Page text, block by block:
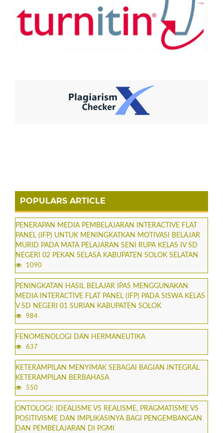
POPULARS ARTICLE
PENERAPAN MEDIA PEMBELAJARAN INTERACTIVE FLAT
PANEL (IFP) UNTUK MENINGKATKAN MOTIVASI BELAJAR
MURID PADA MATA PELAJARAN SENI RUPA KELAS IV SD
NEGERI 02 PEKAN SELASA KABUPATEN SOLOK SELATAN
1090
PENINGKATAN HASIL BELAJAR IPAS MENGGUNAKAN
MEDIA INTERACTIVE FLAT PANEL (IFP) PADA SISWA KELAS
V SD NEGERI 01 SURIAN KABUPATEN SOLOK
984
FENOMENOLOGI DAN HERMANEUTIKA
637
KETERAMPILAN MENYIMAK SEBAGAI BAGIAN INTEGRAL
KETERAMPILAN BERBAHASA
550
ONTOLOGI: IDEALISME VS REALISME, PRAGMATISME VS
POSITIVISME DAN IMPLIKASINYA BAGI PENGEMBANGAN
DAN PEMBELAJARAN DI PGMI